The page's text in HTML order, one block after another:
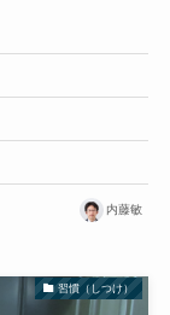
内藤敏
習慣（しつけ）